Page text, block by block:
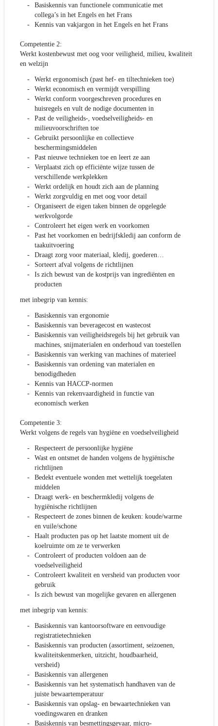
Basiskennis van functionele communicatie met
collega’s in het Engels en het Frans
Kennis van vakjargon in het Engels en het Frans
Competentie 2:
Werkt kostenbewust met oog voor veiligheid, milieu, kwaliteit
en welzijn
Werkt ergonomisch (past hef- en tiltechnieken toe)
Werkt economisch en vermijdt verspilling
Werkt conform voorgeschreven procedures en
huisregels en vult de nodige documenten in
Past de veiligheids-, voedselveiligheids- en
milieuvoorschriften toe
Gebruikt persoonlijke en collectieve
beschermingsmiddelen
Past nieuwe technieken toe en leert ze aan
Verplaatst zich op efficiënte wijze tussen de
verschillende werkplekken
Werkt ordelijk en houdt zich aan de planning
Werkt zorgvuldig en met oog voor detail
Organiseert de eigen taken binnen de opgelegde
werkvolgorde
Controleert het eigen werk en voorkomen
Past het voorkomen en bedrijfskledij aan conform de
taakuitvoering
Draagt zorg voor materiaal, kledij, goederen…
Sorteert afval volgens de richtlijnen
Is zich bewust van de kostprijs van ingrediënten en
producten
met inbegrip van kennis:
Basiskennis van ergonomie
Basiskennis van beveragecost en wastecost
Basiskennis van veiligheidsregels bij het gebruik van
machines, snijmaterialen en onderhoud van toestellen
Basiskennis van werking van machines of materieel
Basiskennis van ordening van materialen en
benodigdheden
Kennis van HACCP-normen
Kennis van rekenvaardigheid in functie van
economisch werken
Competentie 3:
Werkt volgens de regels van hygiëne en voedselveiligheid
Respecteert de persoonlijke hygiëne
Wast en ontsmet de handen volgens de hygiënische
richtlijnen
Bedekt eventuele wonden met wettelijk toegelaten
middelen
Draagt werk- en beschermkledij volgens de
hygiënische richtlijnen
Respecteert de zones binnen de keuken: koude/warme
en vuile/schone
Haalt producten pas op het laatste moment uit de
koelruimte om ze te verwerken
Controleert of producten voldoen aan de
voedselveiligheid
Controleert kwaliteit en versheid van producten voor
gebruik
Is zich bewust van mogelijke gevaren en allergenen
met inbegrip van kennis:
Basiskennis van kantoorsoftware en eenvoudige
registratietechnieken
Basiskennis van producten (assortiment, seizoenen,
kwaliteitskenmerken, uitzicht, houdbaarheid,
versheid)
Basiskennis van allergenen
Basiskennis van het systematisch handhaven van de
juiste bewaartemperatuur
Basiskennis van opslag- en bewaartechnieken van
voedingswaren en dranken
Basiskennis van besmettingsgevaar, micro-